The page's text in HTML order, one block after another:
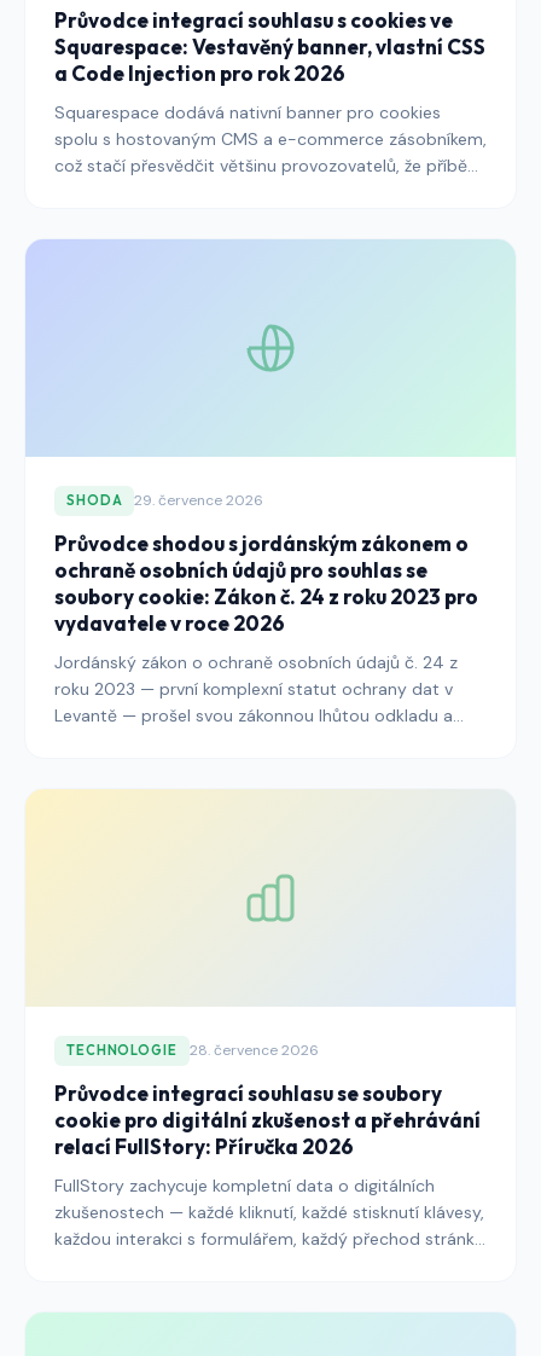
Průvodce integrací souhlasu s cookies ve
Squarespace: Vestavěný banner, vlastní CSS
a Code Injection pro rok 2026
Squarespace dodává nativní banner pro cookies
spolu s hostovaným CMS a e-commerce zásobníkem,
což stačí přesvědčit většinu provozovatelů, že příběh
Injection vyžadují cílené zpracování, aby web
SHODA 29. července 2026
Průvodce shodou s jordánským zákonem o
ochraně osobních údajů pro souhlas se
soubory cookie: Zákon č. 24 z roku 2023 pro
vydavatele v roce 2026
Jordánský zákon o ochraně osobních údajů č. 24 z
roku 2023 — první komplexní statut ochrany dat v
Levantě — prošel svou zákonnou lhůtou odkladu a
co musí vydavatelé zasahující jordánské čtenáře
přeshraničních přenosech uvedli do souladu se
zákonem a podpůrnými předpisy do roku 2026.
TECHNOLOGIE 28. července 2026
Průvodce integrací souhlasu se soubory
cookie pro digitální zkušenost a přehrávání
relací FullStory: Příručka 2026
FullStory zachycuje kompletní data o digitálních
zkušenostech — každé kliknutí, každé stisknutí klávesy,
každou interakci s formulářem, každý přechod stránky,
neocenitelnou pro produktové, podpůrné a UX týmy a